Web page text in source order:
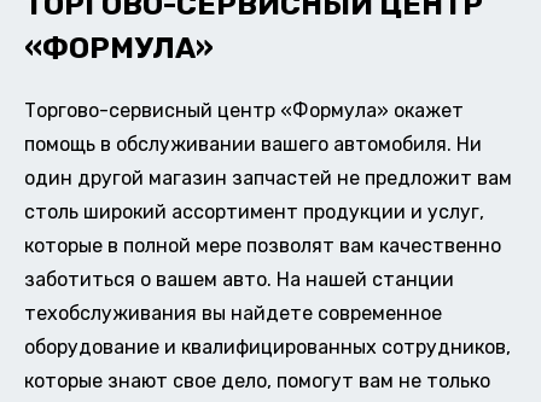
«ФОРМУЛА»
Торгово-сервисный центр «Формула» окажет
помощь в обслуживании вашего автомобиля. Ни
один другой магазин запчастей не предложит вам
столь широкий ассортимент продукции и услуг,
которые в полной мере позволят вам качественно
заботиться о вашем авто. На нашей станции
техобслуживания вы найдете современное
оборудование и квалифицированных сотрудников,
которые знают свое дело, помогут вам не только